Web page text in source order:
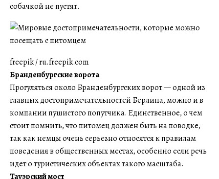
собачкой не пустят.
freepik / ru.freepik.com
Бранденбургские ворота
Прогуляться около Бранденбургских ворот — одной из
главных достопримечательностей Берлина, можно и в
компании пушистого попутчика. Единственное, о чем
стоит помнить, что питомец должен быть на поводке,
так как немцы очень серьезно относятся к правилам
поведения в общественных местах, особенно если речь
идет о туристических объектах такого масштаба.
Тауэрский мост